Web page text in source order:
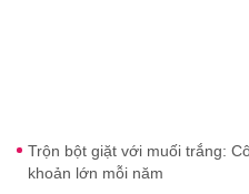
Trộn bột giặt với muối trắng:
khoản lớn mỗi năm